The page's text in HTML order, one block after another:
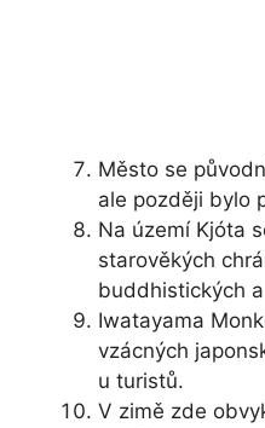
Město se
ale později bylo
Na území Kjóta
starověkých
buddhistických
Iwatayama
vzácných
u turistů.
V zimě zde